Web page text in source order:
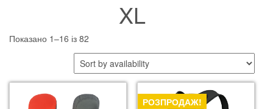
XL
Показано 1–16 із 82
РОЗПРОДАЖ!